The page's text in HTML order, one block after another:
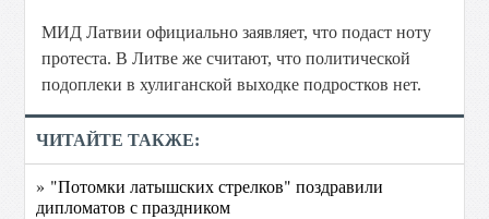
МИД Латвии официально заявляет, что подаст ноту
протеста. В Литве же считают, что политической
подоплеки в хулиганской выходке подростков нет.
ЧИТАЙТЕ ТАКЖЕ:
» "Потомки латышских стрелков" поздравили
дипломатов с праздником